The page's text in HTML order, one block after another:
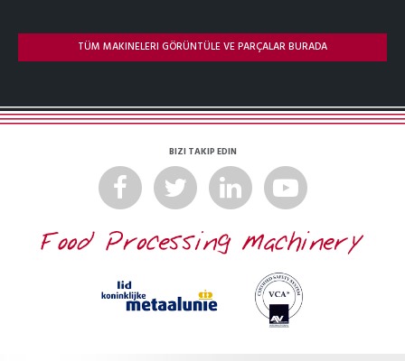
TÜM MAKINELERI GÖRÜNTÜLE VE PARÇALAR BURADA
BIZI TAKIP EDIN